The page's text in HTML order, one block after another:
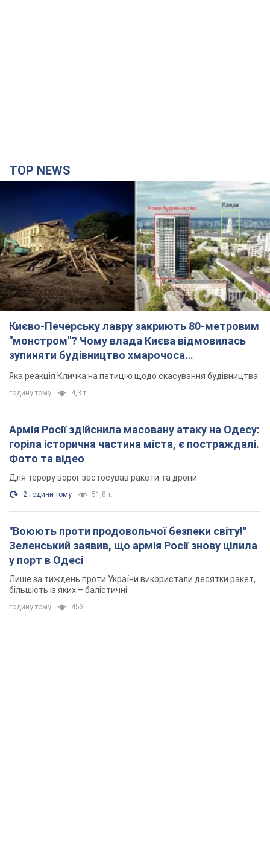
TOP NEWS
Києво-Печерську лавру закриють 80-метровим
"монстром"? Чому влада Києва відмовилась
зупиняти будівництво хмарочоса
"московського вірянина"
Яка реакція Кличка на петицію щодо скасування будівництва
годину тому 4,3 т.
Армія Росії здійснила масовану атаку на Одесу:
горіла історична частина міста, є постраждалі.
Фото та відео
Для терору ворог застосував ракети та дрони
2 години тому 51,8 т.
"Воюють проти продовольчої безпеки світу!"
Зеленський заявив, що армія Росії знову цілила
у порт в Одесі
Лише за тиждень проти України використали десятки ракет,
більшість із яких – балістичні
годину тому 453